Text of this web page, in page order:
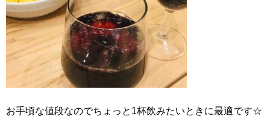
お手頃な値段なのでちょっと1杯飲みたいときに最適です☆